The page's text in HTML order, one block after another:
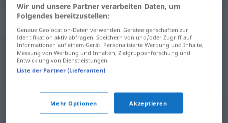
Synonyme für "Zuhörer"
Hörer,Zuhörerschaft,Publikum
Wir und unsere Partner verarbeiten Daten, um
Folgendes bereitzustellen:
Genaue Geolocation-Daten verwenden. Geräteeigenschaften zur
Identifikation aktiv abfragen. Speichern von und/oder Zugriff auf
Informationen auf einem Gerät. Personalisierte Werbung und Inhalte,
Messung von Werbung und Inhalten, Zielgruppenforschung und
Entwicklung von Dienstleistungen.
Liste der Partner (Lieferanten)
Mehr Optionen Akzeptieren